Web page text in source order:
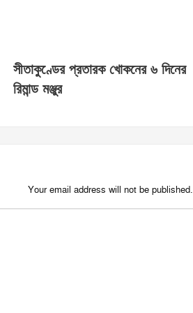
সীতাকুণ্ডের প্রতারক খোকনের ৬ দিনের
রিমান্ড মঞ্জুর
Your email address will not be published.